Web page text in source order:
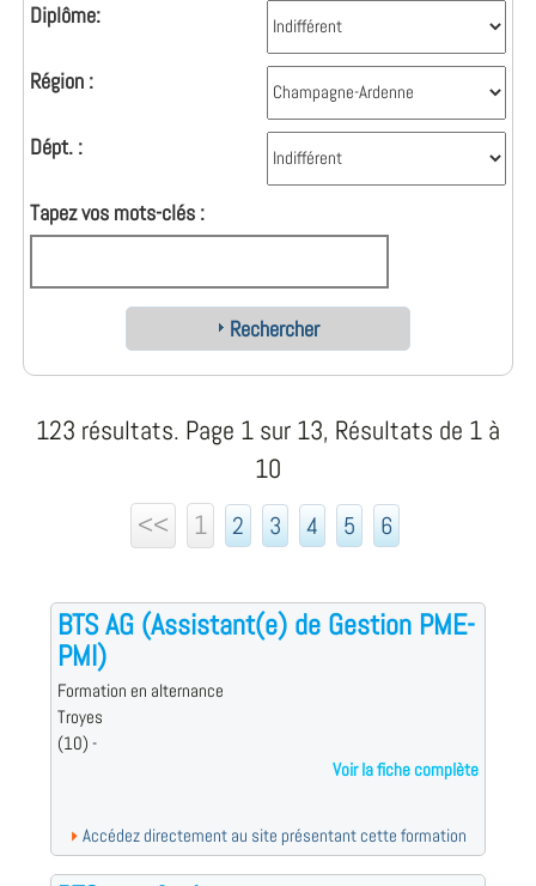
Diplôme:
Région :
Dépt. :
Tapez vos mots-clés :
Rechercher
123 résultats. Page 1 sur 13, Résultats de 1 à
10
<<
1 2 3 4 5 6
BTS AG (Assistant(e) de Gestion PME-
PMI)
Formation en alternance
Troyes
(10) -
Voir la fiche complète
Accédez directement au site présentant cette formation